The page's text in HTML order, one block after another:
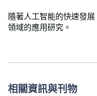
隨著人工智能的快速發
領域的應用研究。
相關資訊與刊物